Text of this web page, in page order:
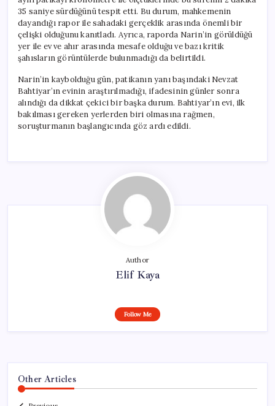
35 saniye sürdüğünü tespit etti. Bu durum, mahkemenin
dayandığı rapor ile sahadaki gerçeklik arasında önemli bir
çelişki olduğunu kanıtladı. Ayrıca, raporda Narin’in görüldüğü
yer ile ev ve ahır arasında mesafe olduğu ve bazı kritik
şahısların görüntülerde bulunmadığı da belirtildi.
Narin’in kaybolduğu gün, patikanın yanı başındaki Nevzat
Bahtiyar’ın evinin araştırılmadığı, ifadesinin günler sonra
alındığı da dikkat çekici bir başka durum. Bahtiyar’ın evi, ilk
bakılması gereken yerlerden biri olmasına rağmen,
soruşturmanın başlangıcında göz ardı edildi.
Author
Elif Kaya
Follow Me
Other Articles